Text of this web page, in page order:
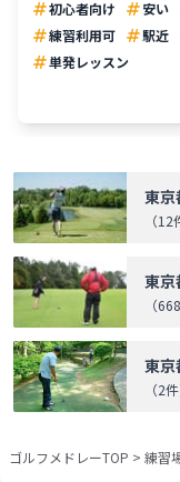
初心者向け 安い
練習利用可
駅近
単発レッスン
東京
（12
東京
（668
東京
（2件
ゴルフメドレーTOP > 練習